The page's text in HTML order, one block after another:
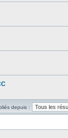
depuis :